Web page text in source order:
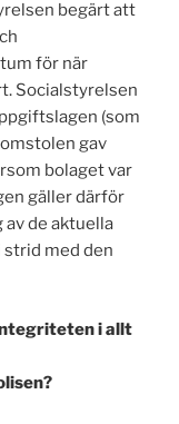
begärt att
för när
Socialstyrelsen
(som
gav
bolaget var
gäller därför
de aktuella
med den
i allt